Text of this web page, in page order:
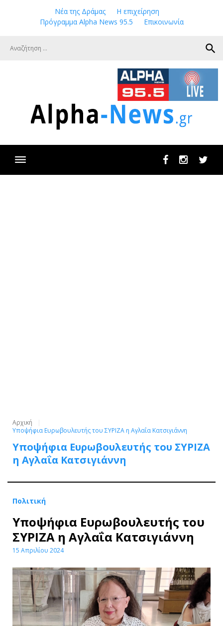
Νέα της Δράμας
Η επιχείρηση
Πρόγραμμα Alpha News 95.5
Επικοινωνία
search
FacebookInstagram
Αρχική
Υποψήφια Ευρωβουλευτής του ΣΥΡΙΖΑ η Αγλαΐα Κατσιγιάννη
Υποψήφια Ευρωβουλευτής του ΣΥΡΙΖΑ
η Αγλαΐα Κατσιγιάννη
Πολιτική
Υποψήφια Ευρωβουλευτής του
ΣΥΡΙΖΑ η Αγλαΐα Κατσιγιάννη
15 Απριλίου 2024